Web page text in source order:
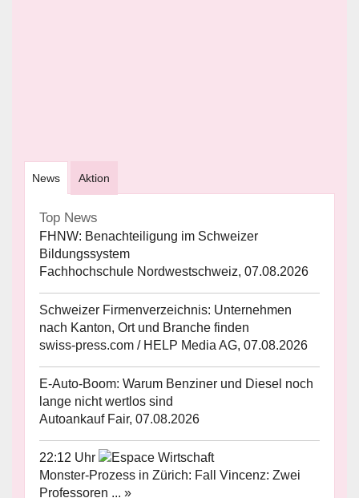
News Aktion
Top News
FHNW: Benachteiligung im Schweizer
Bildungssystem
Fachhochschule Nordwestschweiz, 07.08.2026
Schweizer Firmenverzeichnis: Unternehmen
nach Kanton, Ort und Branche finden
swiss-press.com / HELP Media AG, 07.08.2026
E-Auto-Boom: Warum Benziner und Diesel noch
lange nicht wertlos sind
Autoankauf Fair, 07.08.2026
22:12 Uhr
Monster-Prozess in Zürich: Fall Vincenz: Zwei
Professoren ... »